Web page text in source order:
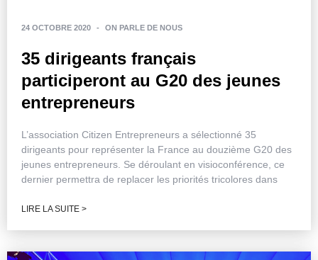
24 OCTOBRE 2020 - ON PARLE DE NOUS
35 dirigeants français
participeront au G20 des jeunes
entrepreneurs
L’association Citizen Entrepreneurs a sélectionné 35
dirigeants pour représenter la France au douzième G20 des
jeunes entrepreneurs. Se déroulant en visioconférence, ce
dernier permettra de replacer les priorités tricolores dans
LIRE LA SUITE >